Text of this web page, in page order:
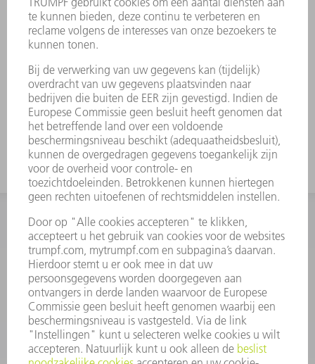
INFORMATIE
Veel gestelde vragen
Algemene voorwaarden
CONTACT
+31 88 4002 400
Ma. - vr. 8.00 - 17.00 uur
onderdelen.tnl@de.trumpf.com